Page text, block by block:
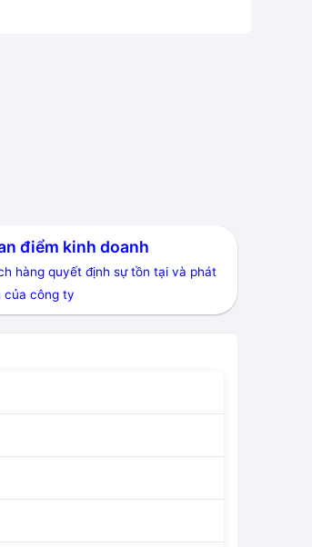
điểm kinh doanh
hàng quyết định sự tồn tại và phát
của công ty